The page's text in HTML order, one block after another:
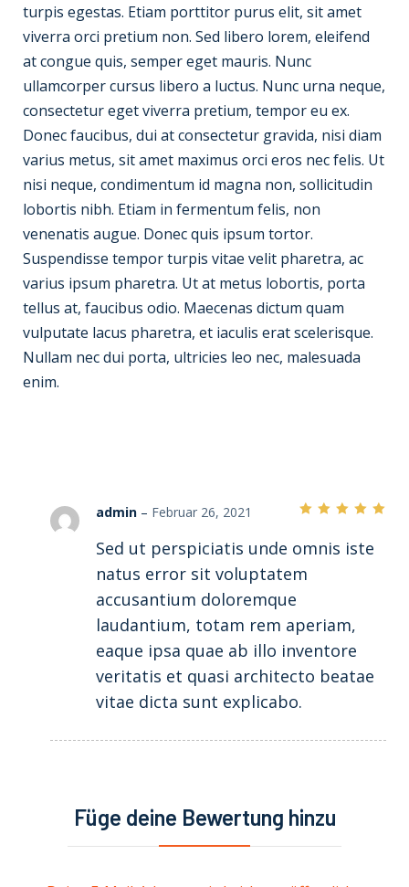
turpis egestas. Etiam porttitor purus elit, sit amet
viverra orci pretium non. Sed libero lorem, eleifend
at congue quis, semper eget mauris. Nunc
ullamcorper cursus libero a luctus. Nunc urna neque,
consectetur eget viverra pretium, tempor eu ex.
Donec faucibus, dui at consectetur gravida, nisi diam
varius metus, sit amet maximus orci eros nec felis. Ut
nisi neque, condimentum id magna non, sollicitudin
lobortis nibh. Etiam in fermentum felis, non
venenatis augue. Donec quis ipsum tortor.
Suspendisse tempor turpis vitae velit pharetra, ac
varius ipsum pharetra. Ut at metus lobortis, porta
tellus at, faucibus odio. Maecenas dictum quam
vulputate lacus pharetra, et iaculis erat scelerisque.
Nullam nec dui porta, ultricies leo nec, malesuada
enim.
von 5
admin – Februar 26, 2021
Sed ut perspiciatis unde omnis iste
natus error sit voluptatem
accusantium doloremque
laudantium, totam rem aperiam,
eaque ipsa quae ab illo inventore
veritatis et quasi architecto beatae
vitae dicta sunt explicabo.
Füge deine Bewertung hinzu